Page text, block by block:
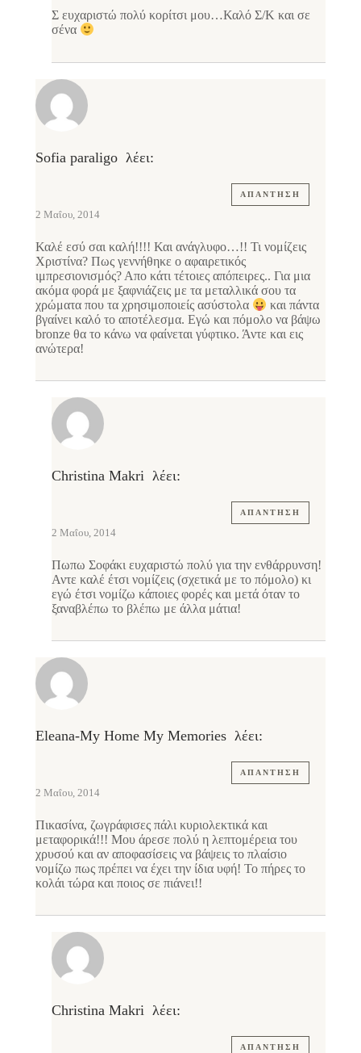
Σ ευχαριστώ πολύ κορίτσι μου…Καλό Σ/Κ και σε
σένα
Sofia paraligo λέει:
ΑΠΆΝΤΗΣΗ
2 Μαΐου, 2014
Καλέ εσύ σαι καλή!!!! Και ανάγλυφο…!! Τι νομίζεις
Χριστίνα? Πως γεννήθηκε ο αφαιρετικός
ιμπρεσιονισμός? Απο κάτι τέτοιες απόπειρες.. Για μια
ακόμα φορά με ξαφνιάζεις με τα μεταλλικά σου τα
χρώματα που τα χρησιμοποιείς ασύστολα
και πάντα
βγαίνει καλό το αποτέλεσμα. Εγώ και πόμολο να βάψω
bronze θα το κάνω να φαίνεται γύφτικο. Άντε και εις
ανώτερα!
Christina Makri λέει:
ΑΠΆΝΤΗΣΗ
2 Μαΐου, 2014
Πωπω Σοφάκι ευχαριστώ πολύ για την ενθάρρυνση!
Αντε καλέ έτσι νομίζεις (σχετικά με το πόμολο) κι
εγώ έτσι νομίζω κάποιες φορές και μετά όταν το
ξαναβλέπω το βλέπω με άλλα μάτια!
Eleana-My Home My Memories λέει:
ΑΠΆΝΤΗΣΗ
2 Μαΐου, 2014
Πικασίνα, ζωγράφισες πάλι κυριολεκτικά και
μεταφορικά!!! Μου άρεσε πολύ η λεπτομέρεια του
χρυσού και αν αποφασίσεις να βάψεις το πλαίσιο
νομίζω πως πρέπει να έχει την ίδια υφή! Το πήρες το
κολάι τώρα και ποιος σε πιάνει!!
Christina Makri λέει:
ΑΠΆΝΤΗΣΗ